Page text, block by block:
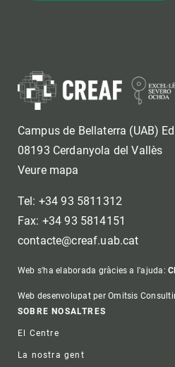
Campus de Bellaterra (UAB)
08193 Cerdanyola del Vallès
Veure mapa
Tel: +34 93 5811312
Fax: +34 93 5814151
contacte@creaf.uab.cat
Web s'ha elaborada gràcies a l'ajuda:
Web desenvolupat per Omitsis
Footer
SOBRE NOSALTRES
El Centre
La nostra gent